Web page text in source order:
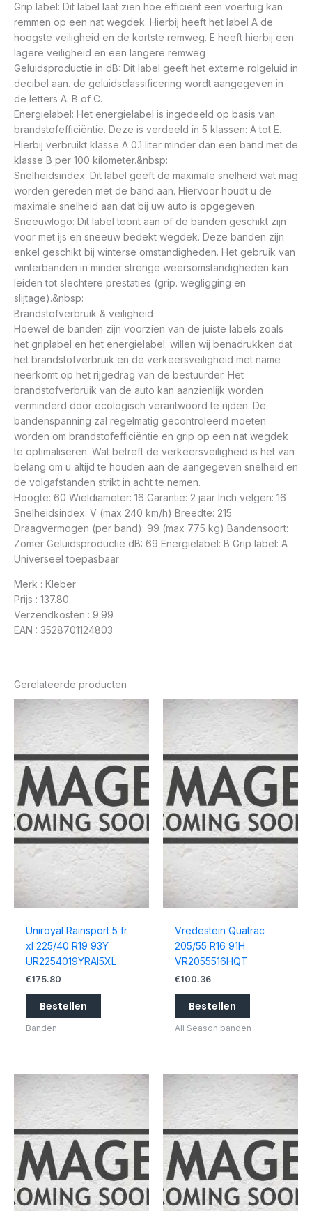
Grip label: Dit label laat zien hoe efficiënt een voertuig kan
remmen op een nat wegdek. Hierbij heeft het label A de
hoogste veiligheid en de kortste remweg. E heeft hierbij een
lagere veiligheid en een langere remweg
Geluidsproductie in dB: Dit label geeft het externe rolgeluid in
decibel aan. de geluidsclassificering wordt aangegeven in
de letters A. B of C.
Energielabel: Het energielabel is ingedeeld op basis van
brandstofefficiëntie. Deze is verdeeld in 5 klassen: A tot E.
Hierbij verbruikt klasse A 0.1 liter minder dan een band met de
klasse B per 100 kilometer.&nbsp:
Snelheidsindex: Dit label geeft de maximale snelheid wat mag
worden gereden met de band aan. Hiervoor houdt u de
maximale snelheid aan dat bij uw auto is opgegeven.
Sneeuwlogo: Dit label toont aan of de banden geschikt zijn
voor met ijs en sneeuw bedekt wegdek. Deze banden zijn
enkel geschikt bij winterse omstandigheden. Het gebruik van
winterbanden in minder strenge weersomstandigheden kan
leiden tot slechtere prestaties (grip. wegligging en
slijtage).&nbsp:
Brandstofverbruik & veiligheid
Hoewel de banden zijn voorzien van de juiste labels zoals
het griplabel en het energielabel. willen wij benadrukken dat
het brandstofverbruik en de verkeersveiligheid met name
neerkomt op het rijgedrag van de bestuurder. Het
brandstofverbruik van de auto kan aanzienlijk worden
verminderd door ecologisch verantwoord te rijden. De
bandenspanning zal regelmatig gecontroleerd moeten
worden om brandstofefficiëntie en grip op een nat wegdek
te optimaliseren. Wat betreft de verkeersveiligheid is het van
belang om u altijd te houden aan de aangegeven snelheid en
de volgafstanden strikt in acht te nemen.
Hoogte: 60 Wieldiameter: 16 Garantie: 2 jaar Inch velgen: 16
Snelheidsindex: V (max 240 km/h) Breedte: 215
Draagvermogen (per band): 99 (max 775 kg) Bandensoort:
Zomer Geluidsproductie dB: 69 Energielabel: B Grip label: A
Universeel toepasbaar
Merk : Kleber
Prijs : 137.80
Verzendkosten : 9.99
EAN : 3528701124803
Gerelateerde producten
Uniroyal Rainsport 5 fr
xl 225/40 R19 93Y
UR2254019YRAI5XL
€175.80
Bestellen
Banden
Vredestein Quatrac
205/55 R16 91H
VR2055516HQT
€100.36
Bestellen
All Season banden